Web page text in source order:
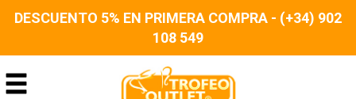
DESCUENTO 5% EN PRIMERA COMPRA - (+34) 902
108 549